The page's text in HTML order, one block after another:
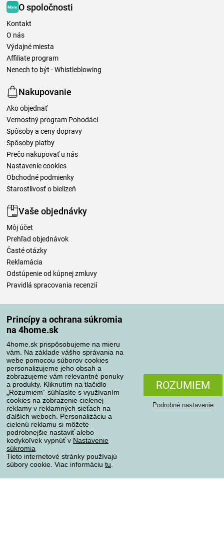
Princípy a ochrana súkromia
na 4home.sk
4home.sk prispôsobujeme na mieru
vám. Na základe vášho správania na
webe pomocou súborov cookies
personalizujeme jeho obsah a
zobrazujeme vám relevantné ponuky
a produkty. Kliknutím na tlačidlo
„Rozumiem“ súhlasíte s využívaním
cookies na zobrazenie cielenej
reklamy v reklamných sieťach na
ďalších weboch. Personalizáciu a
cielenú reklamu si môžete
podrobnejšie nastaviť alebo
kedykoľvek vypnúť v Nastavenie
súkromia
Tieto internetové stránky používajú
súbory cookie. Viac informáciu tu
ROZUMIEM
Podrobné nastavenie
O spoločnosti
Kontakt
O nás
Výdajné miesta
Affiliate program
Nenech to být - Whistleblowing
Nakupovanie
Ako objednať
Vernostný program Pohodáci
Spôsoby a ceny dopravy
Spôsoby platby
Prečo nakupovať u nás
Nastavenie cookies
Obchodné podmienky
Starostlivosť o bielizeň
Vaše objednávky
Môj účet
Prehľad objednávok
Časté otázky
Reklamácia
Odstúpenie od kúpnej zmluvy
Pravidlá spracovania recenzií
Spôsoby platby
Spoľahlivý obchod